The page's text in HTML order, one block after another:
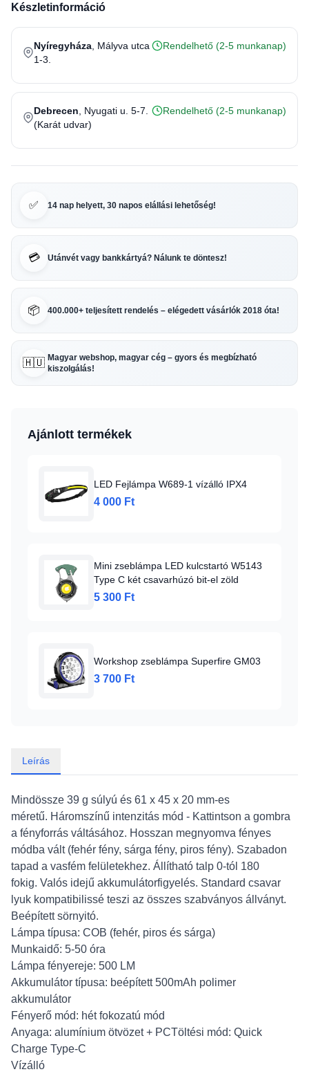
Készletinformáció
Nyíregyháza , Mályva utca
1-3.
Rendelhető (2-5 munkanap)
Debrecen , Nyugati u. 5-7.
(Karát udvar)
Rendelhető (2-5 munkanap)
✅ 14 nap helyett, 30 napos elállási lehetőség!
💳 Utánvét vagy bankkártyá? Nálunk te döntesz!
📦 400.000+ teljesített rendelés – elégedett vásárlók 2018 óta!
🇭🇺 Magyar webshop, magyar cég – gyors és megbízható
kiszolgálás!
Ajánlott termékek
LED Fejlámpa W689-1 vízálló IPX4
4 000 Ft
Mini zseblámpa LED kulcstartó W5143
Type C két csavarhúzó bit-el zöld
5 300 Ft
Workshop zseblámpa Superfire GM03
3 700 Ft
Leírás
Mindössze 39 g súlyú és 61 x 45 x 20 mm-es
méretű. Háromszínű intenzitás mód - Kattintson a gombra
a fényforrás váltásához. Hosszan megnyomva fényes
módba vált (fehér fény, sárga fény, piros fény). Szabadon
tapad a vasfém felületekhez. Állítható talp 0-tól 180
fokig. Valós idejű akkumulátorfigyelés. Standard csavar
lyuk kompatibilissé teszi az összes szabványos állványt.
Beépített sörnyitó.
Lámpa típusa: COB (fehér, piros és sárga)
Munkaidő: 5-50 óra
Lámpa fényereje: 500 LM
Akkumulátor típusa: beépített 500mAh polimer
akkumulátor
Fényerő mód: hét fokozatú mód
Anyaga: alumínium ötvözet + PCTöltési mód: Quick
Charge Type-C
Vízálló